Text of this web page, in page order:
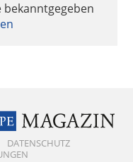
DATENSCHUTZ